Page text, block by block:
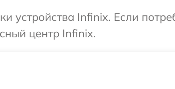
устройства Infinix. Если
центр Infinix.